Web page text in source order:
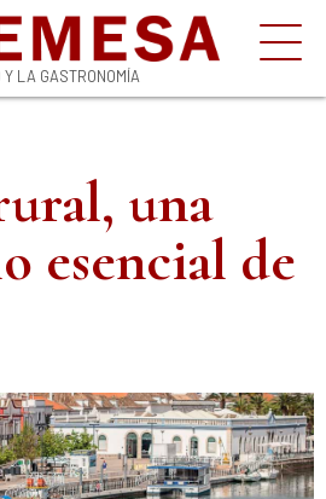
LA GASTRONOMÍA
una
esencial de